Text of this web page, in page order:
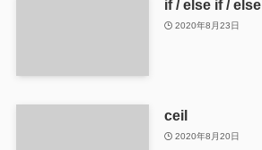
if / else if / else
2020年8月23日
ceil
2020年8月20日